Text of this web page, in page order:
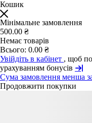
Кошик
Мінімальне замовлення
500.00 ₴
Немає товарів
Всього: 0.00 ₴
Увійдіть в кабінет , щоб
урахуванням бонусів
Сума замовлення менша
Продовжити покупки